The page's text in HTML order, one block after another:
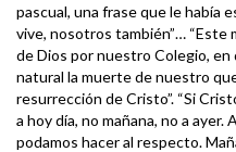
pascual, una frase que le había
vive, nosotros también”… “Este
de Dios por nuestro Colegio,
natural la muerte de nuestro
resurrección de Cristo”. “Si
a hoy día, no mañana, no a ayer.
podamos hacer al respecto.